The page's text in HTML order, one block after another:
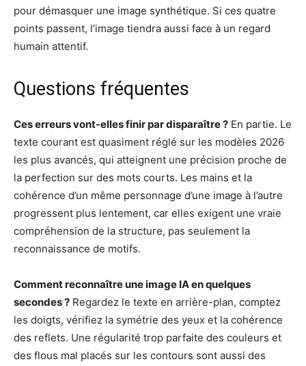
pour démasquer une image synthétique. Si ces quatre
points passent, l’image tiendra aussi face à un regard
humain attentif.
Questions fréquentes
Ces erreurs vont-elles finir par disparaître ? En partie. Le
texte courant est quasiment réglé sur les modèles 2026
les plus avancés, qui atteignent une précision proche de
la perfection sur des mots courts. Les mains et la
cohérence d’un même personnage d’une image à l’autre
progressent plus lentement, car elles exigent une vraie
compréhension de la structure, pas seulement la
reconnaissance de motifs.
Comment reconnaître une image IA en quelques
secondes ? Regardez le texte en arrière-plan, comptez
les doigts, vérifiez la symétrie des yeux et la cohérence
des reflets. Une régularité trop parfaite des couleurs et
des flous mal placés sur les contours sont aussi des